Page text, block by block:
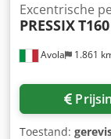
Avola 1.861
Excentrische
PRESSIX
Toestand: